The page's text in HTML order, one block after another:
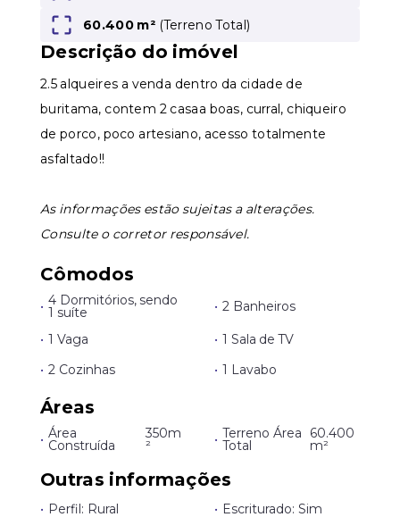
60.400 m² (Terreno Total)
Descrição do imóvel
2.5 alqueires a venda dentro da cidade de
buritama, contem 2 casaa boas, curral, chiqueiro
de porco, poco artesiano, acesso totalmente
asfaltado!!
As informações estão sujeitas a alterações.
Consulte o corretor responsável.
Cômodos
• 4 Dormitórios, sendo
1 suíte • 2 Banheiros
• 1 Vaga • 1 Sala de TV
• 2 Cozinhas • 1 Lavabo
Áreas
• Área
Construída
350m
² • Terreno Área
Total
60.400
m²
Outras informações
• Perfil: Rural • Escriturado: Sim